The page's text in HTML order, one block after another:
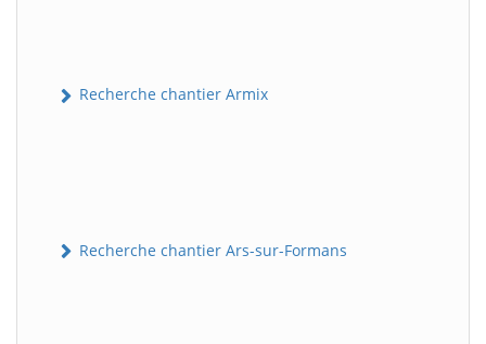
Recherche chantier Armix
Recherche chantier Ars-sur-Formans